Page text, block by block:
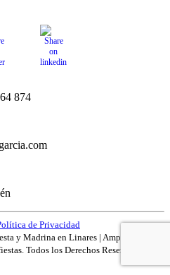
874
de Privacidad
y Madrina en Linares | Amplío
Todos los Derechos Reservados.